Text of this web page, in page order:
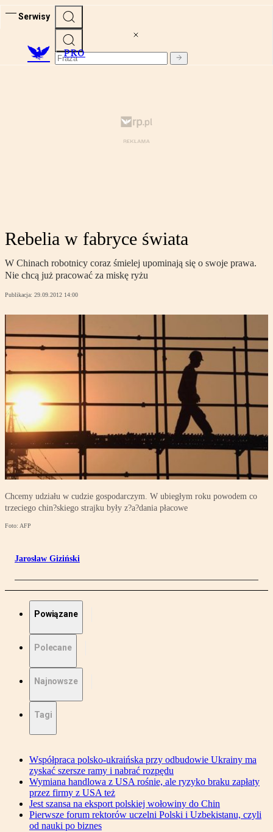
Serwisy
PRO
Rebelia w fabryce świata
W Chinach robotnicy coraz śmielej upominają się o swoje prawa.
Nie chcą już pracować za miskę ryżu
Publikacja: 29.09.2012 14:00
Chcemy udziału w cudzie gospodarczym. W ubiegłym roku powodem co
trzeciego chin?skiego strajku były z?a?dania płacowe
Foto: AFP
Jarosław Giziński
Powiązane
Polecane
Najnowsze
Tagi
Współpraca polsko-ukraińska przy odbudowie Ukrainy ma
zyskać szersze ramy i nabrać rozpędu
Wymiana handlowa z USA rośnie, ale ryzyko braku zapłaty
przez firmy z USA też
Jest szansa na eksport polskiej wołowiny do Chin
Pierwsze forum rektorów uczelni Polski i Uzbekistanu, czyli
od nauki po biznes